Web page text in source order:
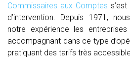
Commissaires aux Comptes
d’intervention. Depuis 1971,
notre expérience les
accompagnant dans ce type
pratiquant des tarifs très